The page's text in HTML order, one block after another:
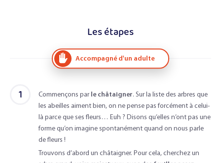
Les étapes
Accompagné d'un adulte
1 Commençons par le châtaigner. Sur la liste des arbres que
les abeilles aiment bien, on ne pense pas forcément à celui-
là parce que ses fleurs… Euh ? Disons qu’elles n’ont pas une
forme qu’on imagine spontanément quand on nous parle
de fleurs !
Trouvons d’abord un châtaigner. Pour cela, cherchez un